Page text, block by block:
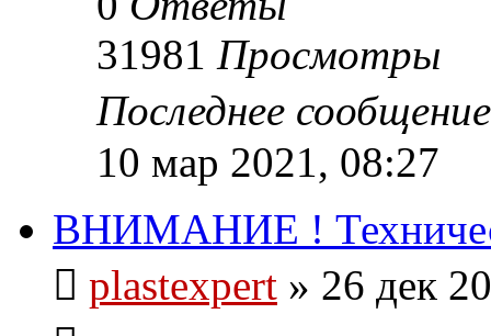
31981 Просмотры
Последнее
10 мар 2021, 08:27
ВНИМАНИЕ !
plastexpert » 26 дек